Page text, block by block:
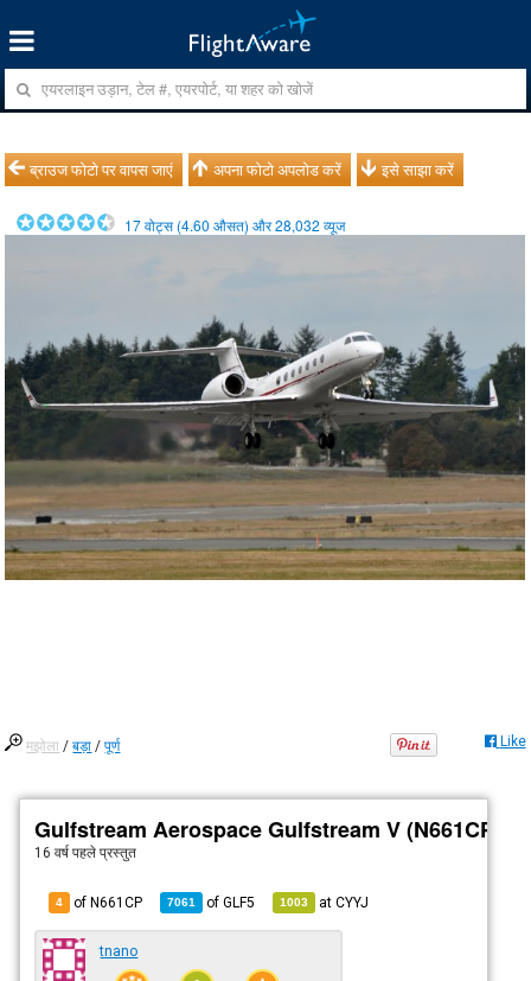
ब्राउज फोटो पर वापस जाएं अपना फोटो अपलोड करें इसे साझा करें
17वोट्स (4.60 औसत) और28,032 व्यूज
मझोला /बड़ा /पूर्ण Like
Gulfstream Aerospace Gulfstream V (N661CP)
16 वर्ष पहले प्रस्तुत
4 of N661CP 7061 ofGLF5 1003 atCYYJ
tnano